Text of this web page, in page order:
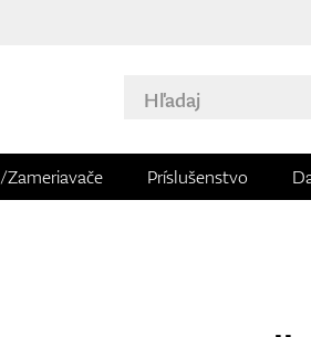
Zameriavače Príslušenstvo